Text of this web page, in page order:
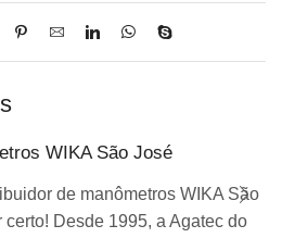
WIKA São José
de manômetros WIKA São
Desde 1995, a Agatec do